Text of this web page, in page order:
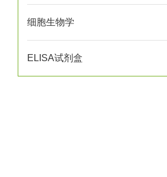
细胞生物学
ELISA试剂盒